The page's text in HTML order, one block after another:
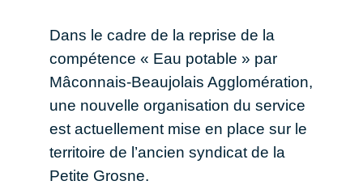
Dans le cadre de la reprise de la
compétence « Eau potable » par
Mâconnais-Beaujolais Agglomération,
une nouvelle organisation du service
est actuellement mise en place sur le
territoire de l’ancien syndicat de la
Petite Grosne.